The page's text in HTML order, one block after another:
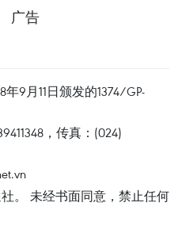
广告
9月11日颁发的1374/GP-
，传真：(024)
。 未经书面同意，禁止任何